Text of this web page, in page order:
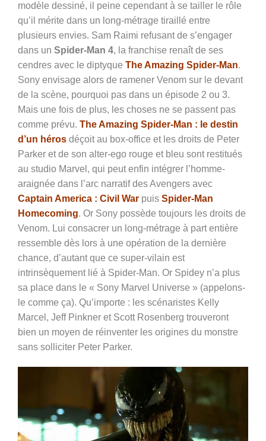
modèle dessiné, il peine cependant à se tailler le rôle
qu’il mérite dans un long-métrage tiraillé entre
plusieurs envies. Sam Raimi refusant de s’engager
dans un Spider-Man 4, la franchise renaît de ses
cendres avec le diptyque The Amazing Spider-Man.
Sony envisage alors de ramener Venom sur le devant
de la scène, pourquoi pas dans un épisode 2 ou 3.
Mais une fois de plus, les choses ne se passent pas
comme prévu. The Amazing Spider-Man : le destin
d’un héros déçoit au box-office et les droits de Peter
Parker et de son alter-ego rouge et bleu sont restitués
au studio Marvel, qui peut enfin intégrer l’homme-
araignée dans l’arc narratif des Avengers avec
Captain America : Civil War puis Spider-Man
Homecoming. Or Sony possède toujours les droits de
Venom. Lui consacrer un long-métrage à part entière
ressemble dès lors à une opération de la dernière
chance, d’autant que ce super-vilain est
intrinsèquement lié à Spider-Man. Or Spidey n’a plus
sa place dans le « Sony Marvel Universe » (appelons-
le comme ça). Qu’importe : les scénaristes Kelly
Marcel, Jeff Pinkner et Scott Rosenberg trouveront
bien un moyen de réinventer les origines du monstre
sans solliciter Peter Parker.